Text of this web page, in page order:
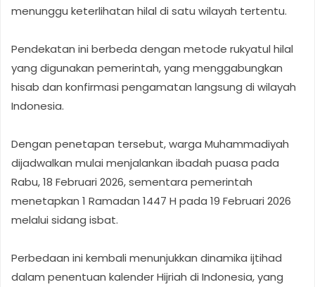
menunggu keterlihatan hilal di satu wilayah tertentu.
Pendekatan ini berbeda dengan metode rukyatul hilal
yang digunakan pemerintah, yang menggabungkan
hisab dan konfirmasi pengamatan langsung di wilayah
Indonesia.
Dengan penetapan tersebut, warga Muhammadiyah
dijadwalkan mulai menjalankan ibadah puasa pada
Rabu, 18 Februari 2026, sementara pemerintah
menetapkan 1 Ramadan 1447 H pada 19 Februari 2026
melalui sidang isbat.
Perbedaan ini kembali menunjukkan dinamika ijtihad
dalam penentuan kalender Hijriah di Indonesia, yang